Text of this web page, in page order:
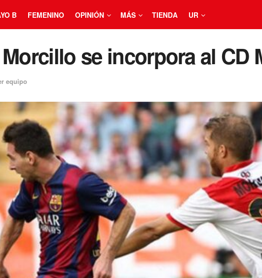
B FEMENINO OPINIÓN MÁS TIENDA UR
se incorpora al CD
equipo